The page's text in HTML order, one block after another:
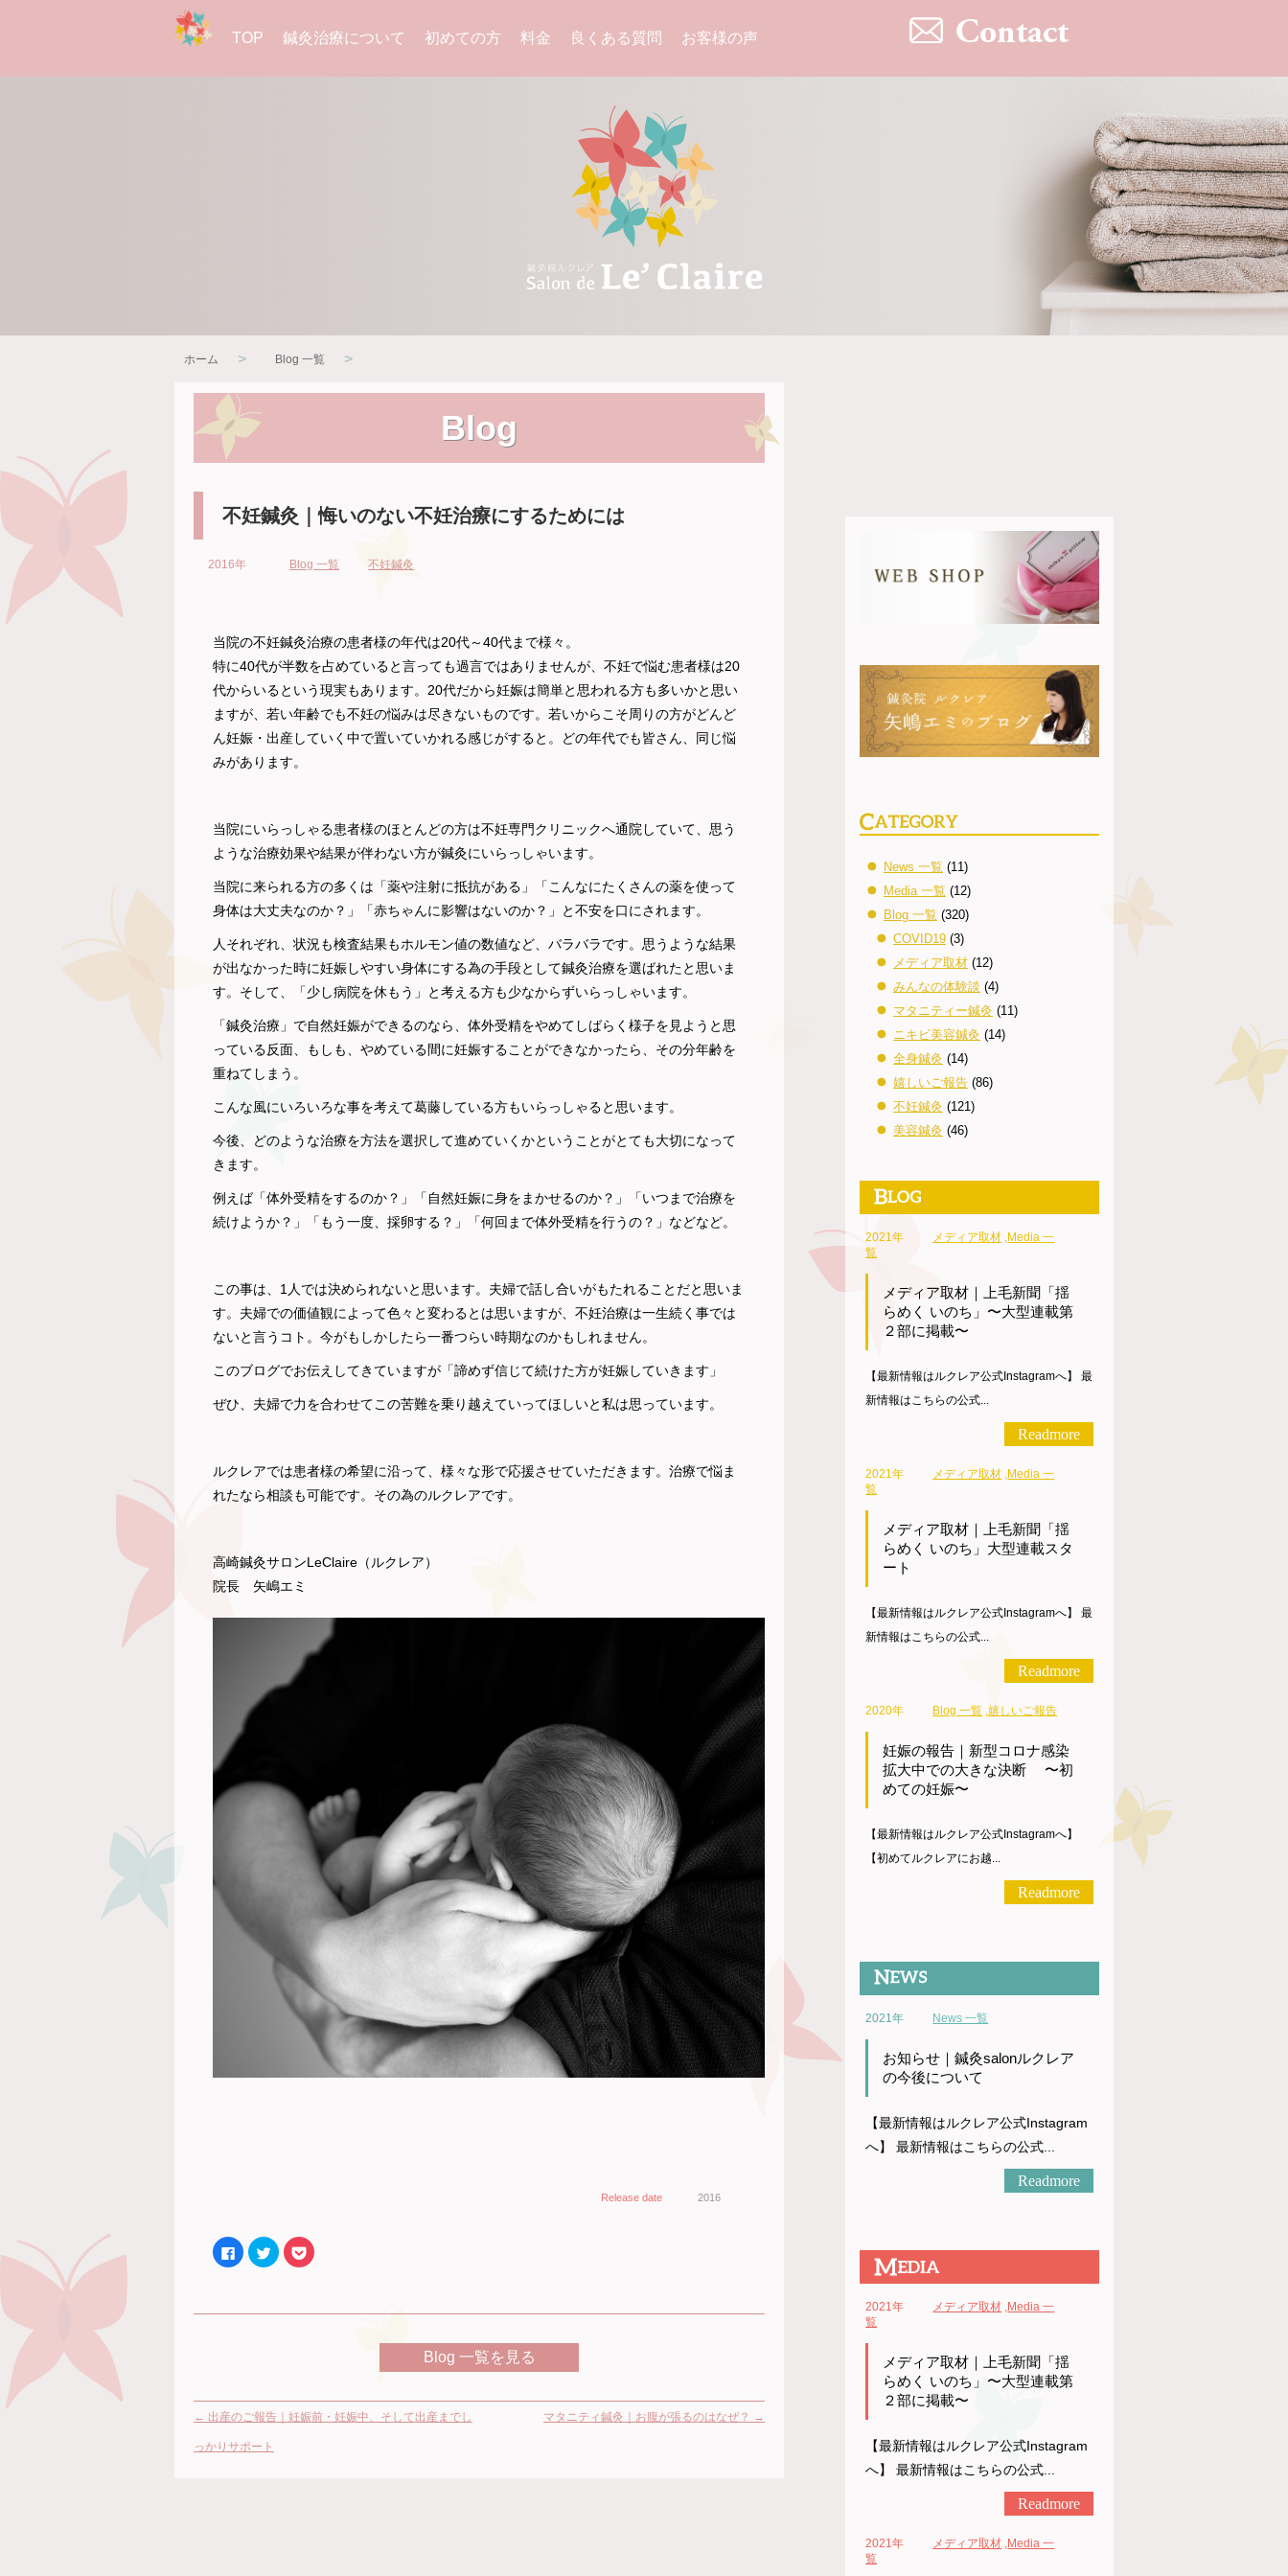
TOP 鍼灸治療について 初めての方 料金 良くある質問 お客様の声
ホーム > Blog 一覧 >
Blog
不妊鍼灸｜悔いのない不妊治療にするためには
2016年 Blog 一覧 不妊鍼灸
当院の不妊鍼灸治療の患者様の年代は20代～40代まで様々。
特に40代が半数を占めていると言っても過言ではありませんが、不妊で悩む患者様は20
代からいるという現実もあります。20代だから妊娠は簡単と思われる方も多いかと思い
ますが、若い年齢でも不妊の悩みは尽きないものです。若いからこそ周りの方がどんど
ん妊娠・出産していく中で置いていかれる感じがすると。どの年代でも皆さん、同じ悩
みがあります。
当院にいらっしゃる患者様のほとんどの方は不妊専門クリニックへ通院していて、思う
ような治療効果や結果が伴わない方が鍼灸にいらっしゃいます。
当院に来られる方の多くは「薬や注射に抵抗がある」「こんなにたくさんの薬を使って
身体は大丈夫なのか？」「赤ちゃんに影響はないのか？」と不安を口にされます。
人それぞれ、状況も検査結果もホルモン値の数値など、バラバラです。思うような結果
が出なかった時に妊娠しやすい身体にする為の手段として鍼灸治療を選ばれたと思いま
す。そして、「少し病院を休もう」と考える方も少なからずいらっしゃいます。
「鍼灸治療」で自然妊娠ができるのなら、体外受精をやめてしばらく様子を見ようと思
っている反面、もしも、やめている間に妊娠することができなかったら、その分年齢を
重ねてしまう。
こんな風にいろいろな事を考えて葛藤している方もいらっしゃると思います。
今後、どのような治療を方法を選択して進めていくかということがとても大切になって
きます。
例えば「体外受精をするのか？」「自然妊娠に身をまかせるのか？」「いつまで治療を
続けようか？」「もう一度、採卵する？」「何回まで体外受精を行うの？」などなど。
この事は、1人では決められないと思います。夫婦で話し合いがもたれることだと思いま
す。夫婦での価値観によって色々と変わるとは思いますが、不妊治療は一生続く事では
ないと言うコト。今がもしかしたら一番つらい時期なのかもしれません。
このブログでお伝えしてきていますが「諦めず信じて続けた方が妊娠していきます」
ぜひ、夫婦で力を合わせてこの苦難を乗り越えていってほしいと私は思っています。
ルクレアでは患者様の希望に沿って、様々な形で応援させていただきます。治療で悩ま
れたなら相談も可能です。その為のルクレアです。
高崎鍼灸サロンLeClaire（ルクレア）
院長 矢嶋エミ
Release date 2016
Facebook
で
に
て
く
だ
い
(新
ク
リ
Twitter
ウ
ィ
ン
で
ク
リ
Pocket
い
ウ
ィ
Blog 一覧を見る
← 出産のご報告｜妊娠前・妊娠中、そして出産までし
っかりサポート
マタニティ鍼灸｜お腹が張るのはなぜ？ →
News 一覧 (11)
Media 一覧 (12)
Blog 一覧 (320)
COVID19 (3)
メディア取材 (12)
みんなの体験談 (4)
マタニティー鍼灸 (11)
ニキビ美容鍼灸 (14)
全身鍼灸 (14)
嬉しいご報告 (86)
不妊鍼灸 (121)
美容鍼灸 (46)
2021年 メディア取材 ,Media 一
覧
メディア取材｜上毛新聞「揺
らめく いのち」〜大型連載第
２部に掲載〜
【最新情報はルクレア公式Instagramへ】 最
新情報はこちらの公式...
Readmore
2021年 メディア取材 ,Media 一
覧
メディア取材｜上毛新聞「揺
らめく いのち」大型連載スタ
ート
【最新情報はルクレア公式Instagramへ】 最
新情報はこちらの公式...
Readmore
2020年 Blog 一覧 ,嬉しいご報告
妊娠の報告｜新型コロナ感染
拡大中での大きな決断 〜初
めての妊娠〜
【最新情報はルクレア公式Instagramへ】
【初めてルクレアにお越...
Readmore
2021年 News 一覧
お知らせ｜鍼灸salonルクレア
の今後について
【最新情報はルクレア公式Instagram
へ】 最新情報はこちらの公式...
Readmore
2021年 メディア取材 ,Media 一
覧
メディア取材｜上毛新聞「揺
らめく いのち」〜大型連載第
２部に掲載〜
【最新情報はルクレア公式Instagram
へ】 最新情報はこちらの公式...
Readmore
2021年 メディア取材 ,Media 一
覧